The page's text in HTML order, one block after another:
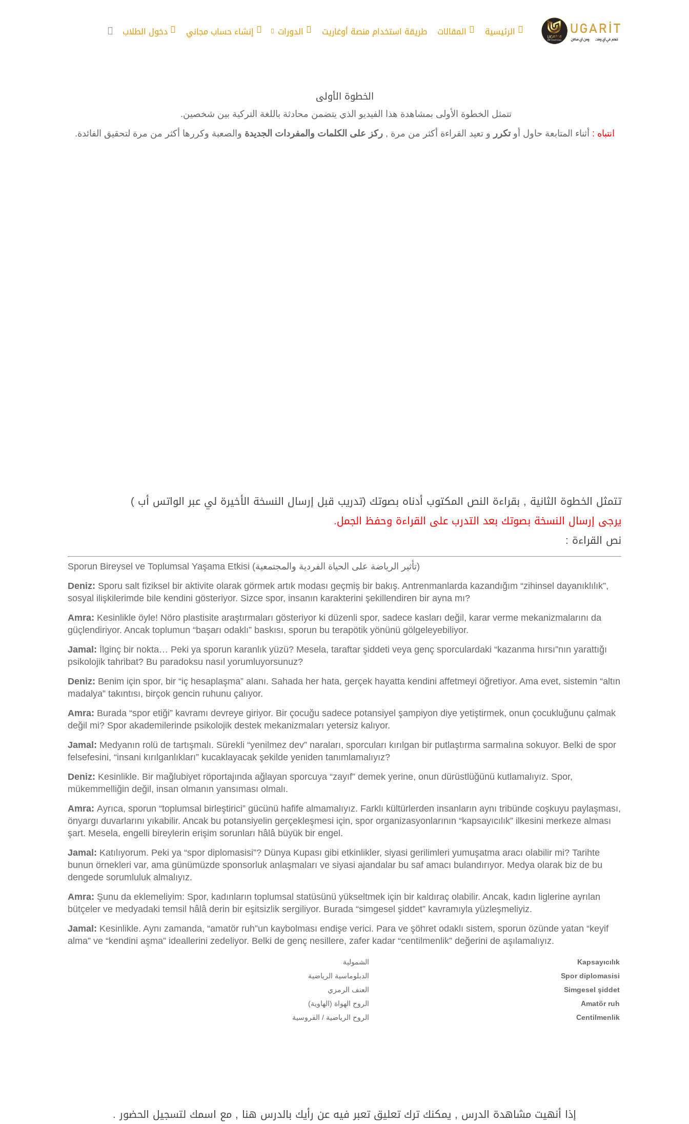
الرئيسية المقالات طريقة استخدام منصة أوغاريت الدورات إنشاء حساب مجاني دخول الطلاب
الخطوة الأولى
تتمثل الخطوة الأولى بمشاهدة هذا الفيديو الذي يتضمن محادثة باللغة التركية بين شخصين.
انتباه : أثناء المتابعة حاول أوتكرر و تعيد القراءة أكثر من مرة ,ركز على الكلمات والمفردات الجديدة والصعبة وكررها أكثر من مرة لتحقيق الفائدة.
تتمثل الخطوة الثانية , بقراءة النص المكتوب أدناه بصوتك (تدريب قبل إرسال النسخة الأخيرة لي عبر الواتس أب )
يرجى إرسال النسخة بصوتك بعد التدرب على القراءة وحفظ الجمل.
نص القراءة :
Sporun Bireysel ve Toplumsal Yaşama Etkisi (تأثير الرياضة على الحياة الفردية والمجتمعية)
Deniz: Sporu salt fiziksel bir aktivite olarak görmek artık modası geçmiş bir bakış. Antrenmanlarda kazandığım “zihinsel dayanıklılık”,
sosyal ilişkilerimde bile kendini gösteriyor. Sizce spor, insanın karakterini şekillendiren bir ayna mı?
Amra: Kesinlikle öyle! Nöro plastisite araştırmaları gösteriyor ki düzenli spor, sadece kasları değil, karar verme mekanizmalarını da
güçlendiriyor. Ancak toplumun “başarı odaklı” baskısı, sporun bu terapötik yönünü gölgeleyebiliyor.
Jamal: İlginç bir nokta… Peki ya sporun karanlık yüzü? Mesela, taraftar şiddeti veya genç sporculardaki “kazanma hırsı”nın yarattığı
psikolojik tahribat? Bu paradoksu nasıl yorumluyorsunuz?
Deniz: Benim için spor, bir “iç hesaplaşma” alanı. Sahada her hata, gerçek hayatta kendini affetmeyi öğretiyor. Ama evet, sistemin “altın
madalya” takıntısı, birçok gencin ruhunu çalıyor.
Amra: Burada “spor etiği” kavramı devreye giriyor. Bir çocuğu sadece potansiyel şampiyon diye yetiştirmek, onun çocukluğunu çalmak
değil mi? Spor akademilerinde psikolojik destek mekanizmaları yetersiz kalıyor.
Jamal: Medyanın rolü de tartışmalı. Sürekli “yenilmez dev” naraları, sporcuları kırılgan bir putlaştırma sarmalına sokuyor. Belki de spor
felsefesini, “insani kırılganlıkları” kucaklayacak şekilde yeniden tanımlamalıyız?
Deniz: Kesinlikle. Bir mağlubiyet röportajında ağlayan sporcuya “zayıf” demek yerine, onun dürüstlüğünü kutlamalıyız. Spor,
mükemmelliğin değil, insan olmanın yansıması olmalı.
Amra: Ayrıca, sporun “toplumsal birleştirici” gücünü hafife almamalıyız. Farklı kültürlerden insanların aynı tribünde coşkuyu paylaşması,
önyargı duvarlarını yıkabilir. Ancak bu potansiyelin gerçekleşmesi için, spor organizasyonlarının “kapsayıcılık” ilkesini merkeze alması
şart. Mesela, engelli bireylerin erişim sorunları hâlâ büyük bir engel.
Jamal: Katılıyorum. Peki ya “spor diplomasisi”? Dünya Kupası gibi etkinlikler, siyasi gerilimleri yumuşatma aracı olabilir mi? Tarihte
bunun örnekleri var, ama günümüzde sponsorluk anlaşmaları ve siyasi ajandalar bu saf amacı bulandırıyor. Medya olarak biz de bu
dengede sorumluluk almalıyız.
Amra: Şunu da eklemeliyim: Spor, kadınların toplumsal statüsünü yükseltmek için bir kaldıraç olabilir. Ancak, kadın liglerine ayrılan
bütçeler ve medyadaki temsil hâlâ derin bir eşitsizlik sergiliyor. Burada “simgesel şiddet” kavramıyla yüzleşmeliyiz.
Jamal: Kesinlikle. Aynı zamanda, “amatör ruh”un kaybolması endişe verici. Para ve şöhret odaklı sistem, sporun özünde yatan “keyif
alma” ve “kendini aşma” ideallerini zedeliyor. Belki de genç nesillere, zafer kadar “centilmenlik” değerini de aşılamalıyız.
Kapsayıcılık
الشمولية
Spor diplomasisi
الدبلوماسية الرياضية
Simgesel şiddet
العنف الرمزي
Amatör ruh
الروح الهواة (الهاوية)
Centilmenlik
الروح الرياضية / الفروسية
إذا أنهيت مشاهدة الدرس , يمكنك ترك تعليق تعبر فيه عن رأيك بالدرس هنا , مع اسمك لتسجيل الحضور .